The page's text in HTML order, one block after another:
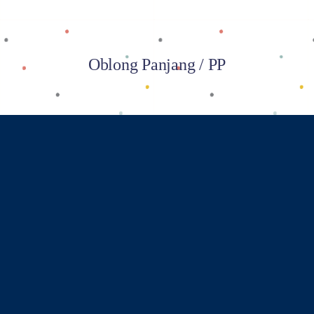
Oblong Panjang / PP